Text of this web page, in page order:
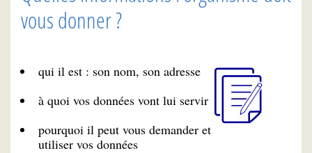
vous donner ?
qui il est : son nom, son adresse
à quoi vos données vont lui servir
pourquoi il peut vous demander et
utiliser vos données